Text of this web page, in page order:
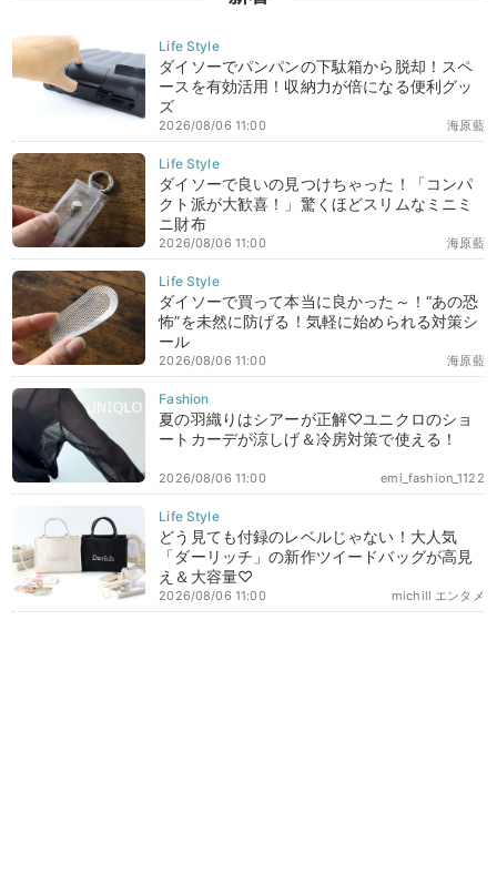
ダイソーでパンパンの下駄箱から脱却！スペ
ースを有効活用！収納力が倍になる便利グッ
ズ
海原藍
2026/08/06 11:00
ダイソーで良いの見つけちゃった！「コンパ
クト派が大歓喜！」驚くほどスリムなミニミ
ニ財布
海原藍
2026/08/06 11:00
ダイソーで買って本当に良かった～！“あの恐
怖”を未然に防げる！気軽に始められる対策シ
ール
海原藍
2026/08/06 11:00
夏の羽織りはシアーが正解♡ユニクロのショ
ートカーデが涼しげ＆冷房対策で使える！
emi_fashion_1122
2026/08/06 11:00
どう見ても付録のレベルじゃない！大人気
「ダーリッチ」の新作ツイードバッグが高見
え＆大容量♡
michill エンタメ
2026/08/06 11:00